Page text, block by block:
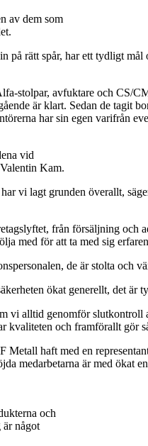
av dem som
rätt spår, har ett tydligt mål
stolpar, avfuktare och CS/
är klart. Sedan de tagit
har sin egen varifrån
vid
Kam.
vi lagt grunden överallt,
från försäljning och
med för att ta med sig
de är stolta och
ökat generellt, det
vi alltid genomför slutkontroll
kvaliteten och framförallt gör
Metall haft med en
medarbetarna är med ökat
och
är något